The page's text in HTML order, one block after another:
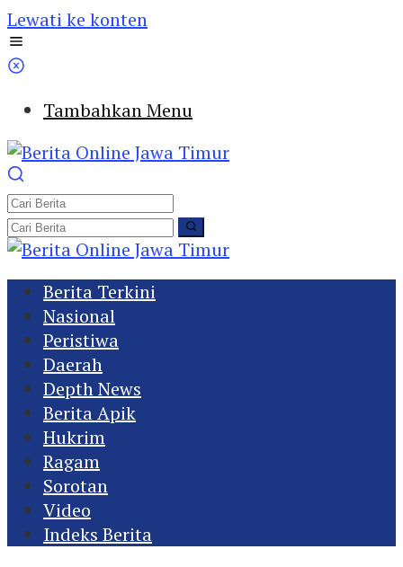
Lewati ke konten
Tambahkan Menu
Berita Terkini
Nasional
Peristiwa
Daerah
Depth News
Berita Apik
Hukrim
Ragam
Sorotan
Video
Indeks Berita